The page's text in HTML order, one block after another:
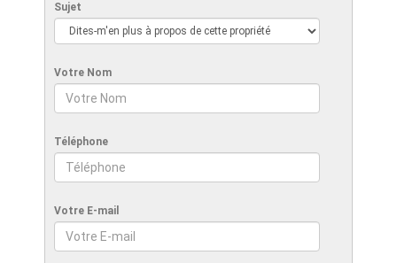
Sujet
Votre Nom
Téléphone
Votre E-mail